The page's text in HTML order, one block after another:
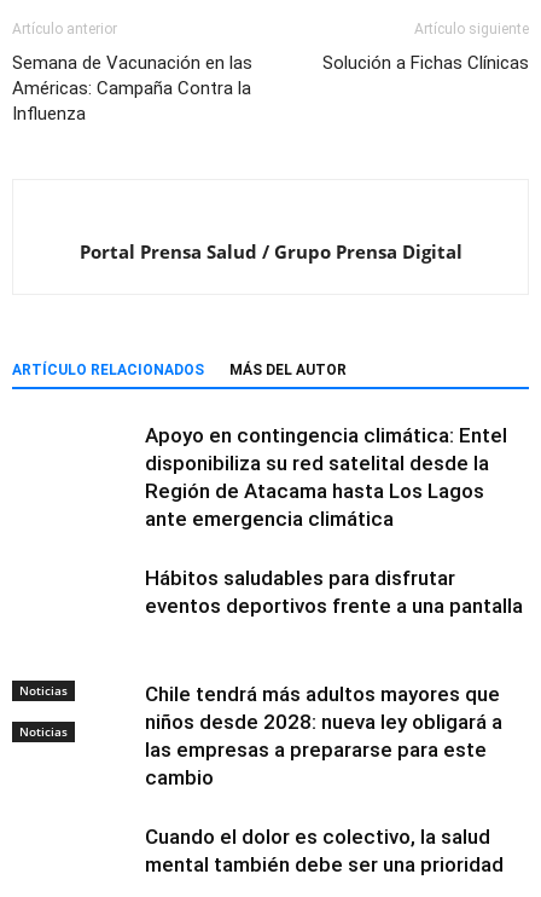
Artículo anterior
Semana de Vacunación en las
Américas: Campaña Contra la
Influenza
Artículo siguiente
Solución a Fichas Clínicas
Portal Prensa Salud / Grupo Prensa Digital
ARTÍCULO RELACIONADOS MÁS DEL AUTOR
Noticias
Apoyo en contingencia climática: Entel
disponibiliza su red satelital desde la
Región de Atacama hasta Los Lagos
ante emergencia climática
Noticias
Hábitos saludables para disfrutar
eventos deportivos frente a una pantalla
Chile tendrá más adultos mayores que
niños desde 2028: nueva ley obligará a
las empresas a prepararse para este
cambio
Cuando el dolor es colectivo, la salud
mental también debe ser una prioridad